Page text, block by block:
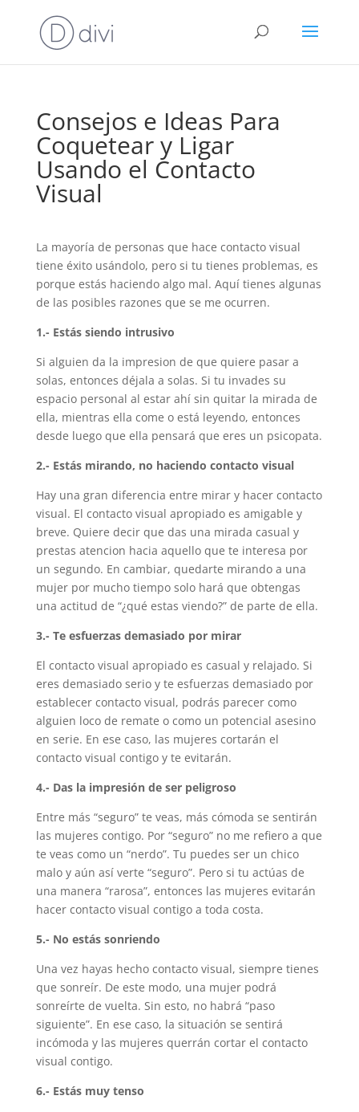
Consejos e Ideas Para
Coquetear y Ligar
Usando el Contacto
Visual
La mayoría de personas que hace contacto visual
tiene éxito usándolo, pero si tu tienes problemas, es
porque estás haciendo algo mal. Aquí tienes algunas
de las posibles razones que se me ocurren.
1.- Estás siendo intrusivo
Si alguien da la impresion de que quiere pasar a
solas, entonces déjala a solas. Si tu invades su
espacio personal al estar ahí sin quitar la mirada de
ella, mientras ella come o está leyendo, entonces
desde luego que ella pensará que eres un psicopata.
2.- Estás mirando, no haciendo contacto visual
Hay una gran diferencia entre mirar y hacer contacto
visual. El contacto visual apropiado es amigable y
breve. Quiere decir que das una mirada casual y
prestas atencion hacia aquello que te interesa por
un segundo. En cambiar, quedarte mirando a una
mujer por mucho tiempo solo hará que obtengas
una actitud de “¿qué estas viendo?” de parte de ella.
3.- Te esfuerzas demasiado por mirar
El contacto visual apropiado es casual y relajado. Si
eres demasiado serio y te esfuerzas demasiado por
establecer contacto visual, podrás parecer como
alguien loco de remate o como un potencial asesino
en serie. En ese caso, las mujeres cortarán el
contacto visual contigo y te evitarán.
4.- Das la impresión de ser peligroso
Entre más “seguro” te veas, más cómoda se sentirán
las mujeres contigo. Por “seguro” no me refiero a que
te veas como un “nerdo”. Tu puedes ser un chico
malo y aún así verte “seguro”. Pero si tu actúas de
una manera “rarosa”, entonces las mujeres evitarán
hacer contacto visual contigo a toda costa.
5.- No estás sonriendo
Una vez hayas hecho contacto visual, siempre tienes
que sonreír. De este modo, una mujer podrá
sonreírte de vuelta. Sin esto, no habrá “paso
siguiente”. En ese caso, la situación se sentirá
incómoda y las mujeres querrán cortar el contacto
visual contigo.
6.- Estás muy tenso